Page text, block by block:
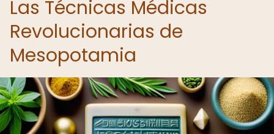
Las Técnicas Médicas
Revolucionarias de
Mesopotamia